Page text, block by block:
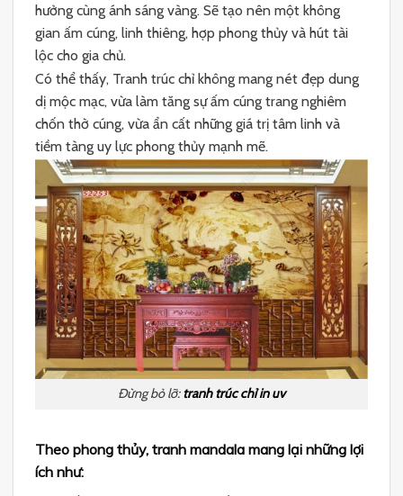
hưởng cùng ánh sáng vàng. Sẽ tạo nên một không
gian ấm cúng, linh thiêng, hợp phong thủy và hút tài
lộc cho gia chủ.
Có thể thấy, Tranh trúc chỉ không mang nét đẹp dung
dị mộc mạc, vừa làm tăng sự ấm cúng trang nghiêm
chốn thờ cúng, vừa ẩn cất những giá trị tâm linh và
tiềm tàng uy lực phong thủy mạnh mẽ.
Đừng bỏ lỡ:tranh trúc chỉ in uv
Theo phong thủy, tranh mandala mang lại những lợi
ích như: